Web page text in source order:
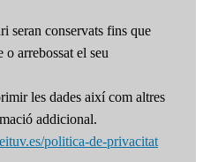
seran conservats fins que
o arrebossat el seu
les dades així com altres
addicional.
politica-de-privacitat